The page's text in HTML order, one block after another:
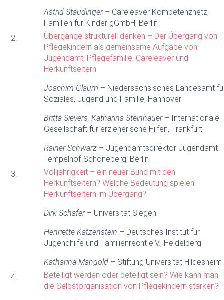
Astrid Staudinger – Careleaver Kompetenznetz,
Familien für Kinder gGmbH, Berlin
2.
Übergänge strukturell denken – Der Übergang von
Pflegekindern als gemeinsame Aufgabe von
Jugendamt, Pflegefamilie, Careleaver und
Herkunftseltern
Joachim Glaum – Niedersächsisches Landesamt
Soziales, Jugend und Familie, Hannover
Britta Sievers, Katharina Steinhauer – Internationale
Gesellschaft für erzieherische Hilfen, Frankfurt
Rainer Schwarz – Jugendamtsdirektor Jugendamt
Tempelhof-Schöneberg, Berlin
3.
Volljährigkeit – ein neuer Bund mit den
Herkunftseltern? Welche Bedeutung spielen
Herkunftseltern im Übergang?
Dirk Schäfer – Universität Siegen
Henriette Katzenstein – Deutsches Institut für
Jugendhilfe und Familienrecht e.V., Heidelberg
Katharina Mangold – Stiftung Universität Hildesheim
4.
Beteiligt werden oder beteiligt sein? Wie kann man
die Selbstorganisation von Pflegekindern stärken?